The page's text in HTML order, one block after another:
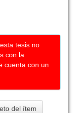
tesis no
con la
cuenta con un
del ítem